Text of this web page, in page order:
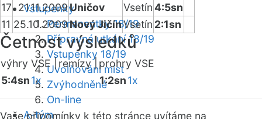
Vstupenky
Permanentky 18/19
Přípravná utkání 18/19
Vstupenky 18/19
Uvolňování míst
Zvýhodněné
On-line
A-tým
17 21.11.2009Uničov Vsetín4:5sn
11 25.10.2009Nový JičínVsetín 2:1sn
Četnost výsledků
výhry VSE | remízy | prohry VSE
5:4sn1x 1:2sn1x
Vaše připomínky k této stránce uvítáme na